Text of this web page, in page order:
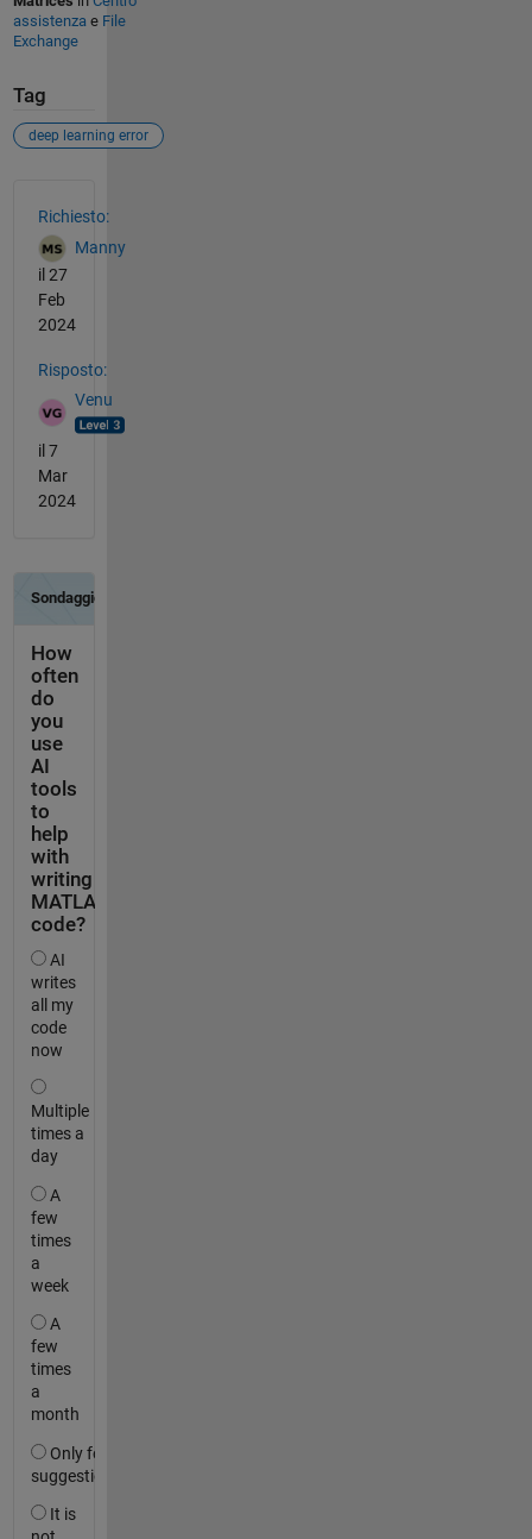
assistenza e File
Exchange
Tag
deep learning error
Richiesto:
Manny
il 27
Feb
2024
Risposto:
Venu
il 7
Mar
2024